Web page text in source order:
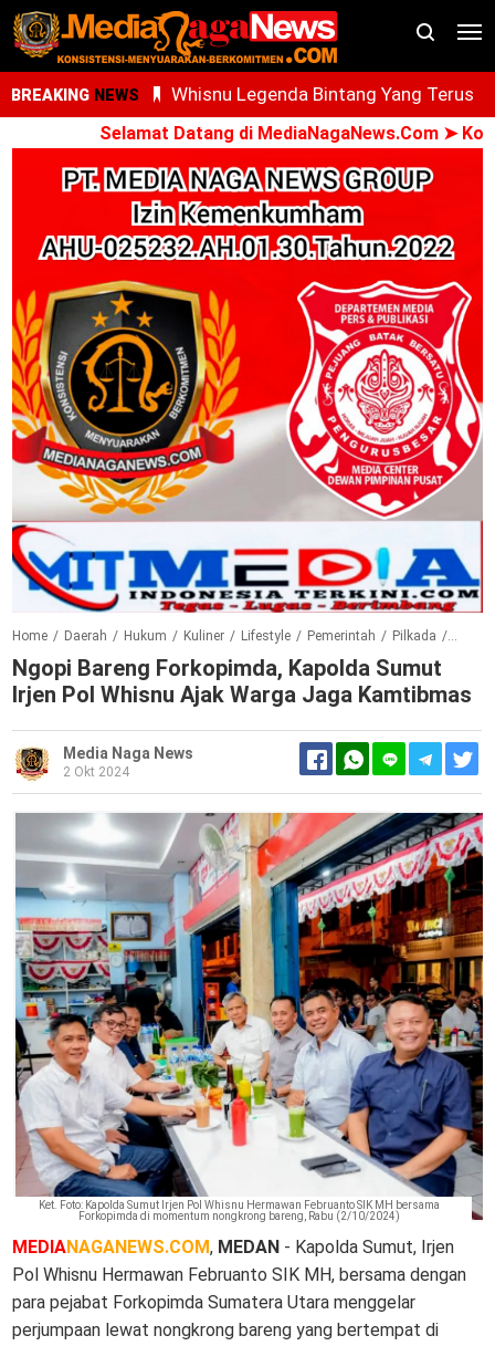
BREAKING NEWS
Whisnu Legenda Bintang Yang Terus
Cemerlang
AdNI, RSU Haji Medan, PCM Sunggal
SMEC Siap Gelar Bakti Sosial
Ari Al Kasfi Resmi Dikukuhkan Sebagai
Ketua DPC GPIE Kota Medan Periode
2026-2030
Oknum PPPK Terkait Dugaan
Anak Magang Di Kantor Kemenhaj
Kini Diperiksa Di Kanwil Kemenhaj
Sumut
Selamat Datang di MediaNagaNews.Com ➤
Home / Daerah / Hukum / Kuliner / Lifestyle / Pemerintah / Pilkada / Polri
Ngopi Bareng Forkopimda, Kapolda Sumut
Irjen Pol Whisnu Ajak Warga Jaga Kamtibmas
Media Naga News
2 Okt 2024
Ket. Foto: Kapolda Sumut Irjen Pol Whisnu Hermawan Februanto SIK MH bersama
Forkopimda di momentum nongkrong bareng, Rabu (2/10/2024)
MEDIANAGANEWS.COM, MEDAN - Kapolda Sumut, Irjen
Pol Whisnu Hermawan Februanto SIK MH, bersama dengan
para pejabat Forkopimda Sumatera Utara menggelar
perjumpaan lewat nongkrong bareng yang bertempat di